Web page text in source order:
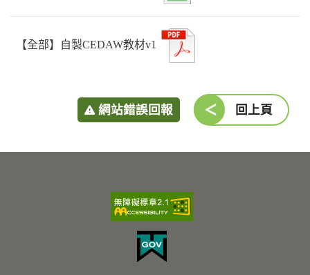
【全部】自製CEDAW教材v1
網站錯誤回報 回上頁